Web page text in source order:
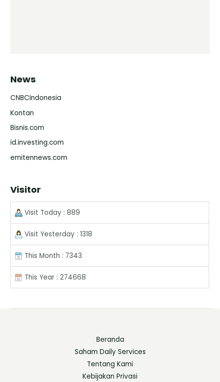
News
CNBCIndonesia
Kontan
Bisnis.com
id.investing.com
emitennews.com
Visitor
Visit Today : 889
Visit Yesterday : 1318
This Month : 7343
This Year : 274668
Beranda
Saham Daily Services
Tentang Kami
Kebijakan Privasi